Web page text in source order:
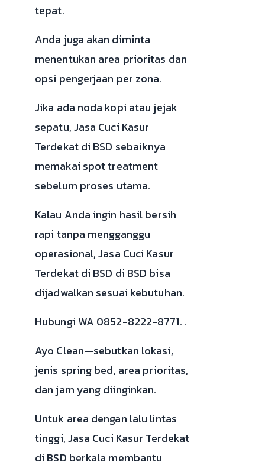
tepat.
Anda juga akan diminta
menentukan area prioritas dan
opsi pengerjaan per zona.
Jika ada noda kopi atau jejak
sepatu, Jasa Cuci Kasur
Terdekat di BSD sebaiknya
memakai spot treatment
sebelum proses utama.
Kalau Anda ingin hasil bersih
rapi tanpa mengganggu
operasional, Jasa Cuci Kasur
Terdekat di BSD di BSD bisa
dijadwalkan sesuai kebutuhan.
Hubungi WA 0852-8222-8771. .
Ayo Clean—sebutkan lokasi,
jenis spring bed, area prioritas,
dan jam yang diinginkan.
Untuk area dengan lalu lintas
tinggi, Jasa Cuci Kasur Terdekat
di BSD berkala membantu